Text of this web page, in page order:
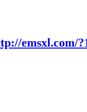
emsxl.com/